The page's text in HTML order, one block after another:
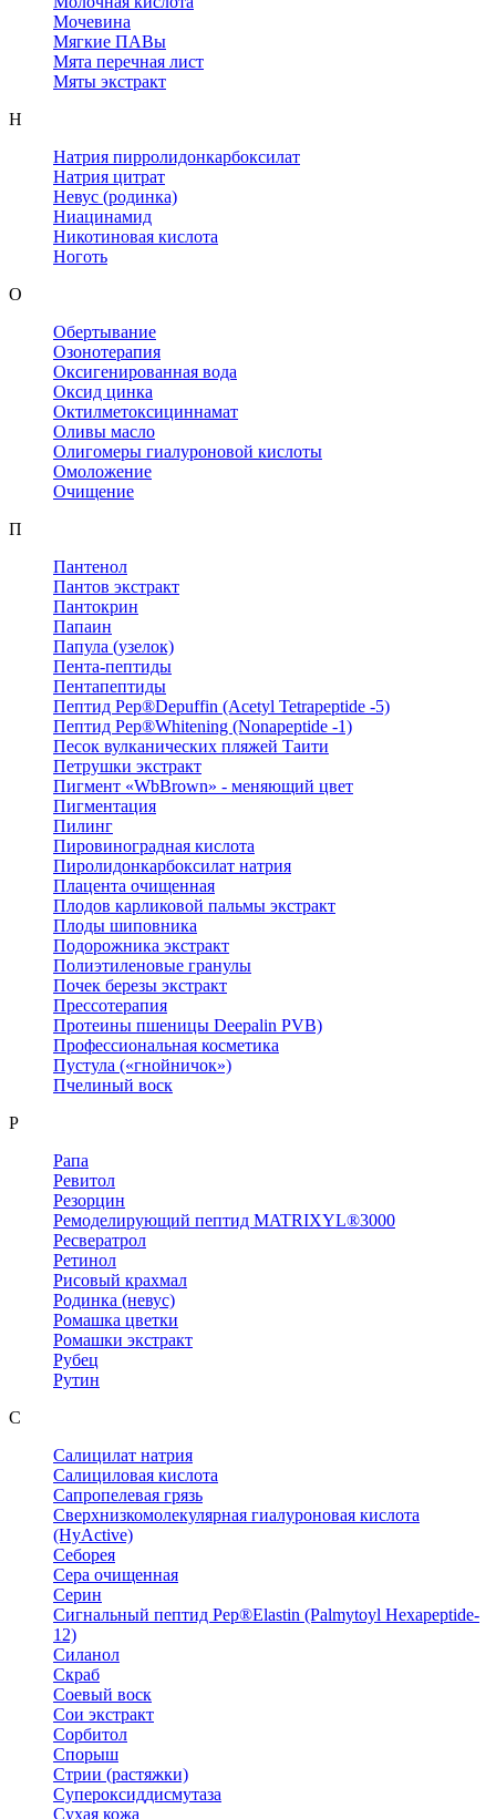
Мочевина
Мягкие ПАВы
Мята перечная лист
Мяты экстракт
Н
Натрия пирролидонкарбоксилат
Натрия цитрат
Невус (родинка)
Ниацинамид
Никотиновая кислота
Ноготь
О
Обертывание
Озонотерапия
Оксигенированная вода
Оксид цинка
Октилметоксициннамат
Оливы масло
Олигомеры гиалуроновой кислоты
Омоложение
Очищение
П
Пантенол
Пантов экстракт
Пантокрин
Папаин
Папула (узелок)
Пента-пептиды
Пентапептиды
Пептид Pep®Depuffin (Acetyl Tetrapeptide -5)
Пептид Pep®Whitening (Nonapeptide -1)
Песок вулканических пляжей Таити
Петрушки экстракт
Пигмент «WbBrown» - меняющий цвет
Пигментация
Пилинг
Пировиноградная кислота
Пиролидонкарбоксилат натрия
Плацента очищенная
Плодов карликовой пальмы экстракт
Плоды шиповника
Подорожника экстракт
Полиэтиленовые гранулы
Почек березы экстракт
Прессотерапия
Протеины пшеницы Deepalin PVB)
Профессиональная косметика
Пустула («гнойничок»)
Пчелиный воск
Р
Рапа
Ревитол
Резорцин
Ремоделирующий пептид MATRIXYL®3000
Ресвератрол
Ретинол
Рисовый крахмал
Родинка (невус)
Ромашка цветки
Ромашки экстракт
Рубец
Рутин
С
Салицилат натрия
Салициловая кислота
Сапропелевая грязь
Сверхнизкомолекулярная гиалуроновая кислота
(HyActive)
Себорея
Сера очищенная
Серин
Сигнальный пептид Pep®Elastin (Palmytoyl Hexapeptide-
12)
Силанол
Скраб
Соевый воск
Сои экстракт
Сорбитол
Спорыш
Стрии (растяжки)
Супероксиддисмутаза
Сухая кожа